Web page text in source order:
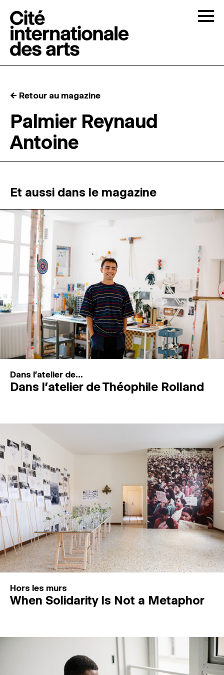
RÉSIDENCES ↓
MAGAZINE
ESPACES DE PRATIQUE ARTISTIQUE
Recherche
Connexion
↓
← Retour au magazine
Palmier Reynaud
Antoine
Et aussi dans le magazine
Dans l'atelier de...
Dans l’atelier de Théophile Rolland
Hors les murs
When Solidarity Is Not a Metaphor